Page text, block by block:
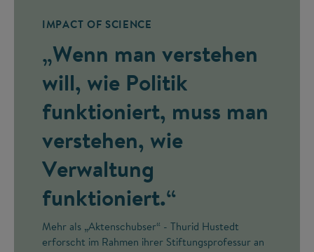
IMPACT OF SCIENCE
„Wenn man verstehen
will, wie Politik
funktioniert, muss man
verstehen, wie
Verwaltung
funktioniert.“
Mehr als „Aktenschubser“ - Thurid Hustedt
erforscht im Rahmen ihrer Stiftungsprofessur an